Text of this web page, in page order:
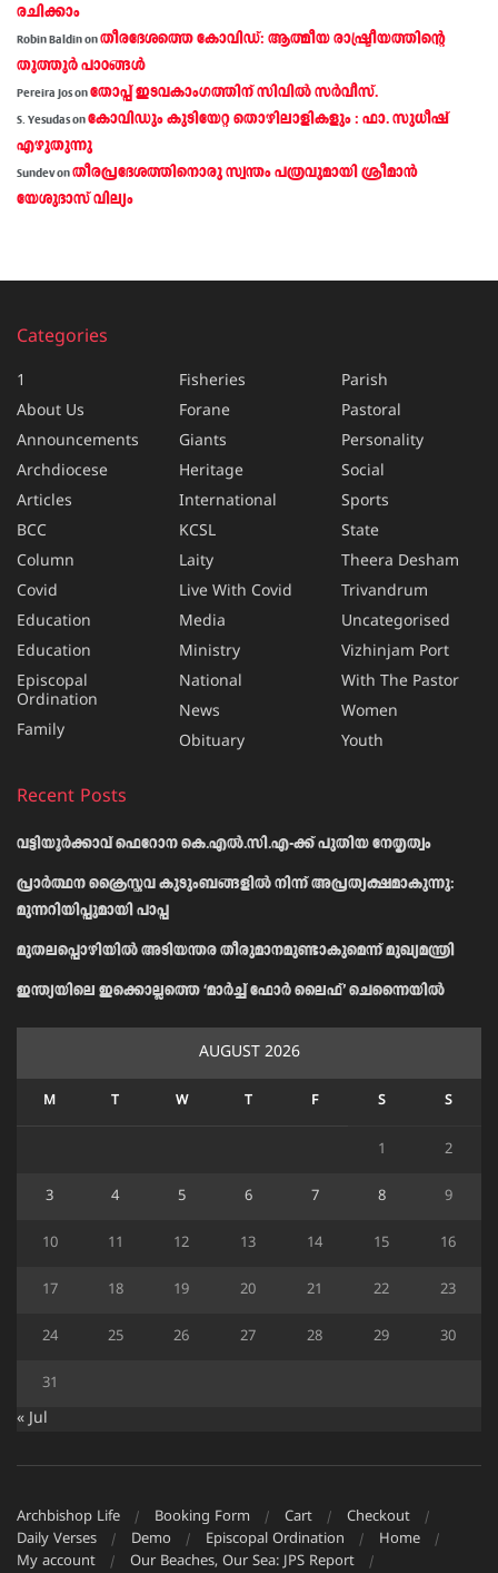
രചിക്കാം
Robin Baldinonതീരദേശത്തെ കോവിഡ്: ആത്മീയ രാഷ്ട്രീയത്തിന്റെ
തൂത്തൂര്‍ പാഠങ്ങൾ
Pereira Josonതോപ്പ് ഇടവകാംഗത്തിന് സിവിൽ സർവീസ്.
S. Yesudasonകോവിഡും കുടിയേറ്റ തൊഴിലാളികളും : ഫാ. സുധീഷ്
എഴുതുന്നു
Sundevonതീരപ്രദേശത്തിനൊരു സ്വന്തം പത്രവുമായി ശ്രീമാന്‍
യേശുദാസ് വില്യം
Categories
1
About Us
Announcements
Archdiocese
Articles
BCC
Column
Covid
Education
Education
Episcopal
Ordination
Family
Fisheries
Forane
Giants
Heritage
International
KCSL
Laity
Live With Covid
Media
Ministry
National
News
Obituary
Parish
Pastoral
Personality
Social
Sports
State
Theera Desham
Trivandrum
Uncategorised
Vizhinjam Port
With The Pastor
Women
Youth
Recent Posts
വട്ടിയൂർക്കാവ് ഫെറോന കെ.എൽ.സി.എ-ക്ക് പുതിയ നേതൃത്വം
പ്രാര്‍ത്ഥന ക്രൈസ്തവ കുടുംബങ്ങളില്‍ നിന്ന് അപ്രത്യക്ഷമാകുന്നു:
മുന്നറിയിപ്പുമായി പാപ്പ
മുതലപ്പൊഴിയിൽ അടിയന്തര തീരുമാനമുണ്ടാകുമെന്ന് മുഖ്യമന്ത്രി
ഇന്ത്യയിലെ ഇക്കൊല്ലത്തെ ‘മാർച്ച് ഫോർ ലൈഫ്’ ചെന്നൈയിൽ
AUGUST 2026
M T W T F S S
1 2
3 4 5 6 7 8 9
10 11 12 13 14 15 16
17 18 19 20 21 22 23
24 25 26 27 28 29 30
31
« Jul
Archbishop Life Booking Form Cart
Checkout
Daily Verses
Demo Episcopal Ordination
Home
My account
Our Beaches, Our Sea: JPS Report